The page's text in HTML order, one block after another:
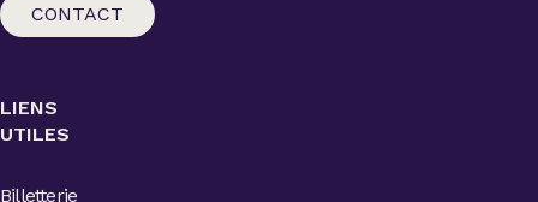
CONTACT
LIENS
UTILES
Billetterie